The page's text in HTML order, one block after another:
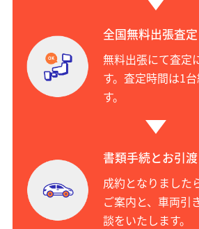
全国無料出張査定
無料出張にて査定
す。査定時間は1
す。
書類手続とお引渡
成約となりました
ご案内と、車両引
談をいたします。